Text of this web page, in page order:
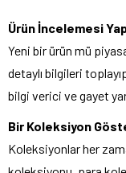
Ürün İncelemesi
Yeni bir ürün mü
detaylı bilgileri
bilgi verici ve gayet
Bir Koleksiyon
Koleksiyonlar her